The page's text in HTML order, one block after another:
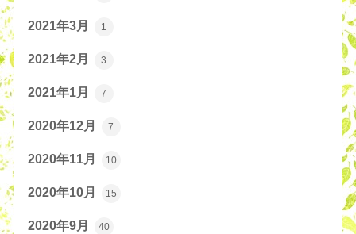
2021年3月 1
2021年2月 3
2021年1月 7
2020年12月 7
2020年11月 10
2020年10月 15
2020年9月 40